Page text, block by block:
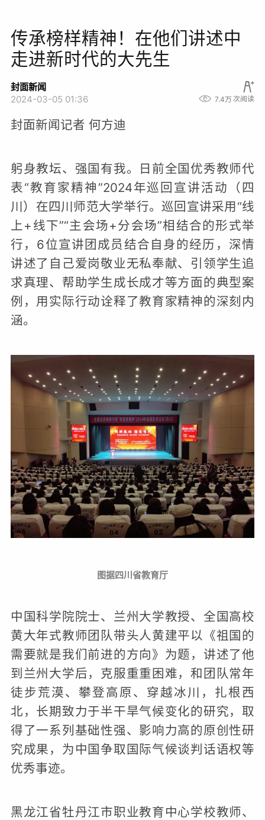
传承榜样精神！在他们讲述中
走进新时代的大先生
封面新闻
2024-03-05 01:36
7.4万 次阅读
封面新闻记者 何方迪
躬身教坛、强国有我。日前全国优秀教师代
表“教育家精神”2024年巡回宣讲活动（四
川）在四川师范大学举行。巡回宣讲采用“线
上+线下”“主会场+分会场”相结合的形式举
行，6位宣讲团成员结合自身的经历，深情
讲述了自己爱岗敬业无私奉献、引领学生追
求真理、帮助学生成长成才等方面的典型案
例，用实际行动诠释了教育家精神的深刻内
涵。
图据四川省教育厅
中国科学院院士、兰州大学教授、全国高校
黄大年式教师团队带头人黄建平以《祖国的
需要就是我们前进的方向》为题，讲述了他
到兰州大学后，克服重重困难，和团队常年
徒步荒漠、攀登高原、穿越冰川，扎根西
北，长期致力于半干旱气候变化的研究，取
得了一系列基础性强、影响力高的原创性研
究成果，为中国争取国际气候谈判话语权等
优秀事迹。
黑龙江省牡丹江市职业教育中心学校教师、